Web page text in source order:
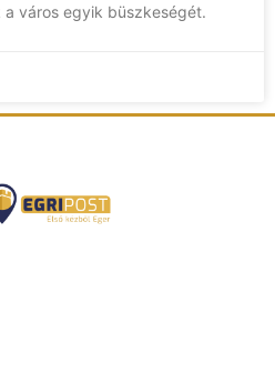
város egyik büszkeségét.